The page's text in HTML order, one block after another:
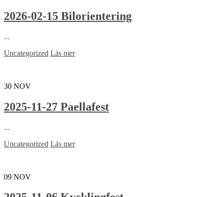
2026-02-15 Bilorientering
...
Uncategorized Läs mer
30 NOV
2025-11-27 Paellafest
...
Uncategorized Läs mer
09 NOV